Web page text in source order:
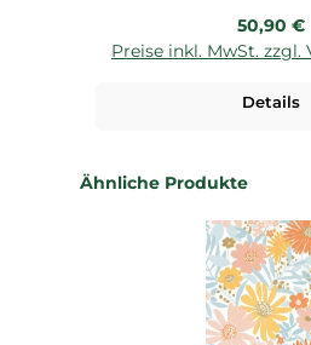
50,90 €
Preise inkl. MwSt. zzgl.
Details
Produktgalerie überspringen
Ähnliche Produkte